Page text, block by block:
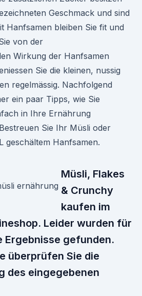
Geschmack und sind
Hanfsamen bleiben Sie fit und
von der
Wirkung der Hanfsamen
Sie die kleinen, nussig
regelmässig. Nachfolgend
ein paar Tipps, wie Sie
in Ihre Ernährung
Sie Ihr Müsli oder
geschältem Hanfsamen.
Müsli, Flakes
& Crunchy
kaufen im
Leider wurden für
Ergebnisse gefunden.
überprüfen Sie die
des eingegebenen